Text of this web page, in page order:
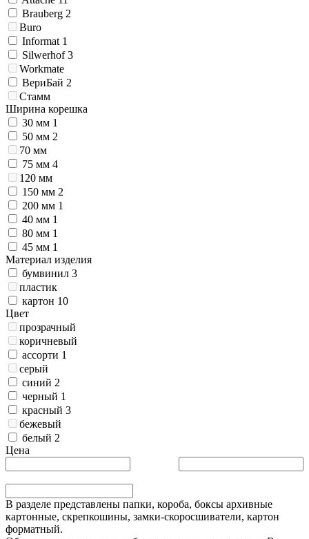
Brauberg 2
Buro
Informat 1
Silwerhof3
Workmate
ВериБай 2
Стамм
Ширина корешка
30 мм 1
50 мм 2
70 мм
75 мм 4
120 мм
150 мм 2
200 мм 1
40 мм 1
80 мм 1
45 мм 1
Материал изделия
бумвинил 3
пластик
картон 10
Цвет
прозрачный
коричневый
ассорти 1
серый
синий 2
черный 1
красный 3
бежевый
белый 2
Цена
В разделе представлены папки, короба, боксы архивные
картонные, скрепкошины, замки-скоросшиватели, картон
форматный.